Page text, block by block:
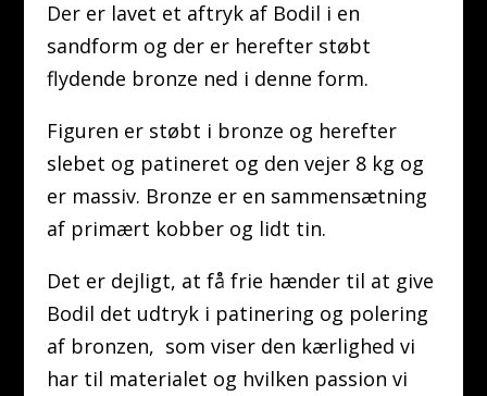
Der er lavet et aftryk af Bodil i en
sandform og der er herefter støbt
flydende bronze ned i denne form.
Figuren er støbt i bronze og herefter
slebet og patineret og den vejer 8 kg og
er massiv. Bronze er en sammensætning
af primært kobber og lidt tin.
Det er dejligt, at få frie hænder til at give
Bodil det udtryk i patinering og polering
af bronzen, som viser den kærlighed vi
har til materialet og hvilken passion vi